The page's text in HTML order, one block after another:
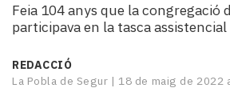
turisme
Cultura
Esports
Mai
Feia 104 anys que la congregació
participava en la tasca
REDACCIÓ
La Pobla de Segur | 18 de maig de 2022